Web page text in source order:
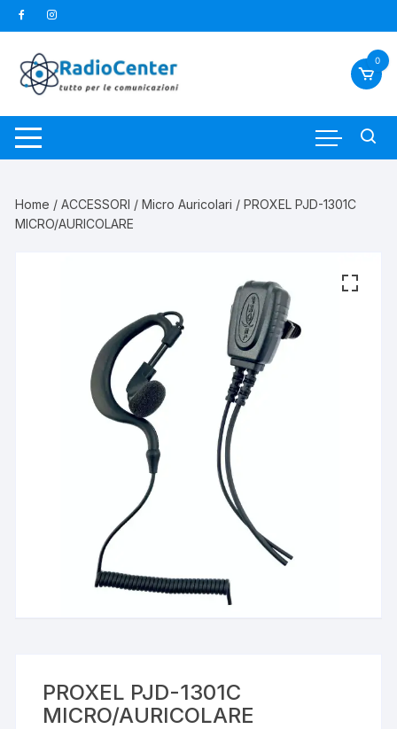
al
contenuto
0
Home /ACCESSORI /Micro Auricolari / PROXEL PJD-1301C
MICRO/AURICOLARE
PROXEL PJD-1301C
MICRO/AURICOLARE